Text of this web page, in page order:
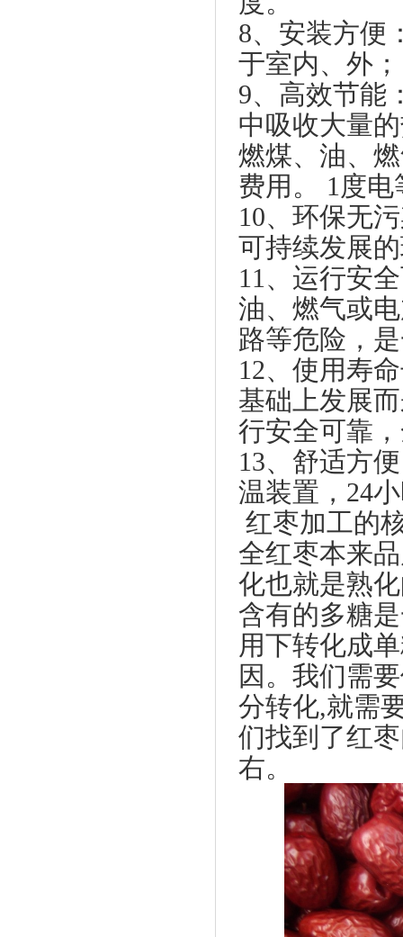
8、安装方便
于室内、外
9、高效节能
中吸收大量
燃煤、油、
费用。 1度
10、环保无
可持续发展
11、运行安
油、燃气或
路等危险，
12、使用寿
基础上发展
行安全可靠
13、舒适方
温装置，24
红枣加工的
全红枣本来
化也就是熟
含有的多糖
用下转化成
因。我们需
分转化,就需
们找到了红
右。